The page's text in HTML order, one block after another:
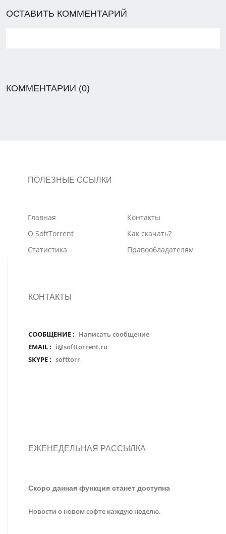
ОСТАВИТЬ КОММЕНТАРИЙ
КОММЕНТАРИИ (0)
ПОЛЕЗНЫЕ ССЫЛКИ
Главная
О SoftTorrent
Статистика
Контакты
Как скачать?
Правообладателям
КОНТАКТЫ
СООБЩЕНИЕ : Написать сообщение
EMAIL : i@softtorrent.ru
SKYPE : softtorr
ЕЖЕНЕДЕЛЬНАЯ РАССЫЛКА
Скоро данная функция станет доступна
Новости о новом софте каждую неделю.